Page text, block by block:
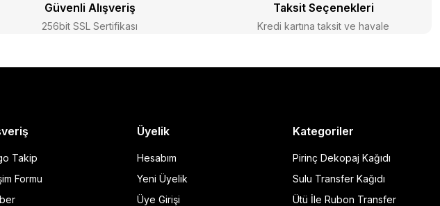
Güvenli Alışveriş
256bit SSL Sertifikası
Taksit Seçenekleri
Kredi kartına taksit ve havale
Takip
Formu
Üyelik
Hesabım
Yeni Üyelik
Üye Girişi
Kategoriler
Pirinç Dekopaj Kağıdı
Sulu Transfer Kağıdı
Ütü İle Rubon Transfer